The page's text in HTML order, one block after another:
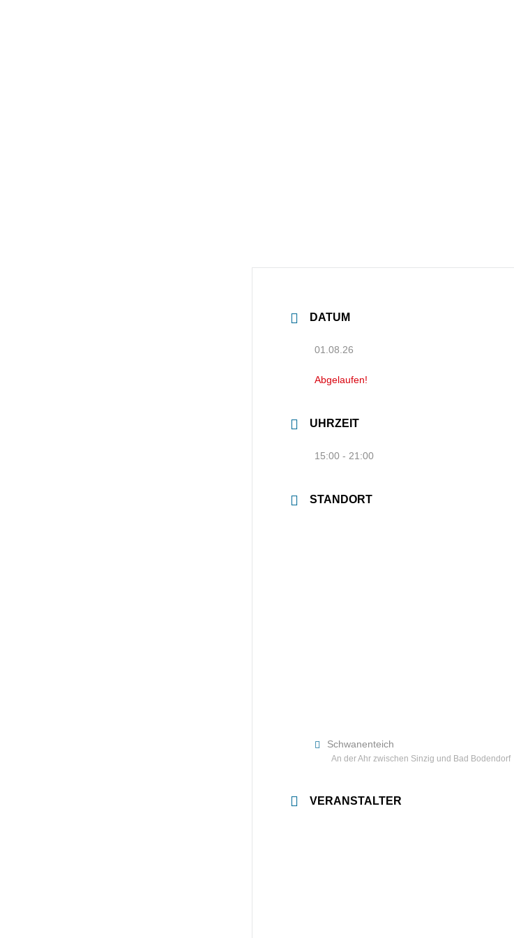
DATUM
01.08.26
Abgelaufen!
UHRZEIT
15:00 - 21:00
STANDORT
Schwanenteich
An der Ahr zwischen Sinzig und Bad Bodendorf
VERANSTALTER